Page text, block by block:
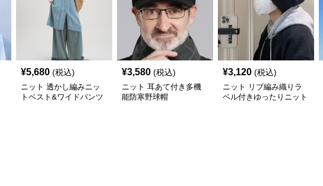
¥5,680 (税込)
ニット 透かし編みニッ
トベスト&ワイドパンツ
¥3,580 (税込)
ニット 耳あて付き多機
能防寒野球帽
¥3,120 (税込)
ニット リブ編み織りラ
ベル付きゆったりニット